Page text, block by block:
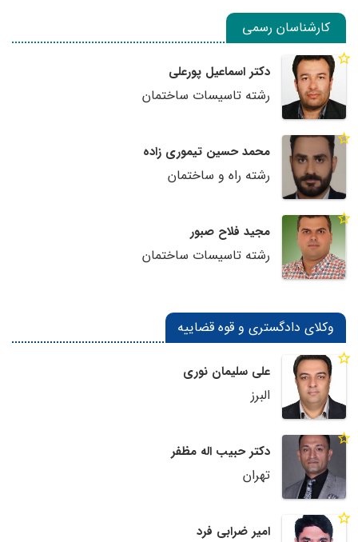
کارشناسان رسمی
دکتر اسماعیل پورعلی
رشته تاسیسات ساختمان
محمد حسین تیموری زاده
رشته راه و ساختمان
مجید فلاح صبور
رشته تاسیسات ساختمان
وکلای دادگستری و قوه قضاییه
علی سلیمان نوری
البرز
دکتر حبیب اله مظفر
تهران
امیر ضرابی فرد